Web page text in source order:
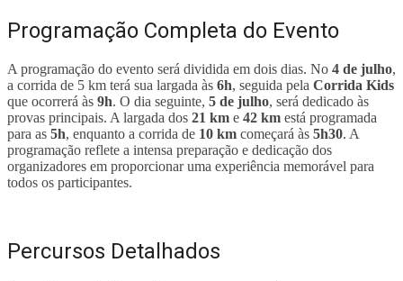
Programação Completa do Evento
A programação do evento será dividida em dois dias. No 4 de julho,
a corrida de 5 km terá sua largada às 6h, seguida pela Corrida Kids
que ocorrerá às 9h. O dia seguinte, 5 de julho, será dedicado às
provas principais. A largada dos 21 km e 42 km está programada
para as 5h, enquanto a corrida de 10 km começará às 5h30. A
programação reflete a intensa preparação e dedicação dos
organizadores em proporcionar uma experiência memorável para
todos os participantes.
Percursos Detalhados